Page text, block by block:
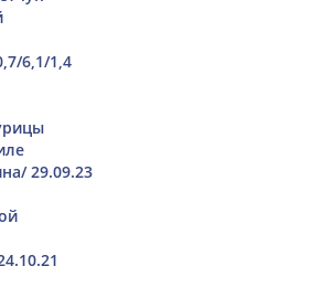
6,1/1,4
29.09.23